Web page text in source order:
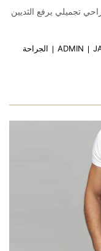
تجميلي يرفع الثديين
ADMIN
الجراحة